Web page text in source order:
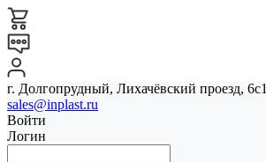
г. Долгопрудный, Лихачёвский проезд, 6с1
sales@inplast.ru
Войти
Логин